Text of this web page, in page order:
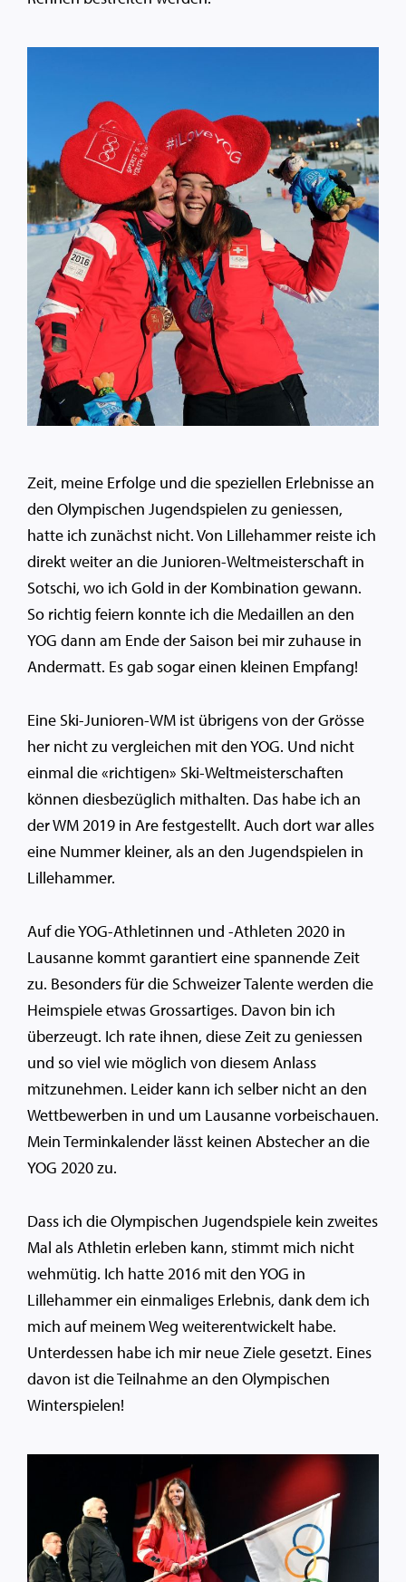
Zeit, meine Erfolge und die speziellen Erlebnisse an
den Olympischen Jugendspielen zu geniessen,
hatte ich zunächst nicht. Von Lillehammer reiste ich
direkt weiter an die Junioren-Weltmeisterschaft in
Sotschi, wo ich Gold in der Kombination gewann.
So richtig feiern konnte ich die Medaillen an den
YOG dann am Ende der Saison bei mir zuhause in
Andermatt. Es gab sogar einen kleinen Empfang!
Eine Ski-Junioren-WM ist übrigens von der Grösse
her nicht zu vergleichen mit den YOG. Und nicht
einmal die «richtigen» Ski-Weltmeisterschaften
können diesbezüglich mithalten. Das habe ich an
der WM 2019 in Are festgestellt. Auch dort war alles
eine Nummer kleiner, als an den Jugendspielen in
Lillehammer.
Auf die YOG-Athletinnen und -Athleten 2020 in
Lausanne kommt garantiert eine spannende Zeit
zu. Besonders für die Schweizer Talente werden die
Heimspiele etwas Grossartiges. Davon bin ich
überzeugt. Ich rate ihnen, diese Zeit zu geniessen
und so viel wie möglich von diesem Anlass
mitzunehmen. Leider kann ich selber nicht an den
Wettbewerben in und um Lausanne vorbeischauen.
Mein Terminkalender lässt keinen Abstecher an die
YOG 2020 zu.
Dass ich die Olympischen Jugendspiele kein zweites
Mal als Athletin erleben kann, stimmt mich nicht
wehmütig. Ich hatte 2016 mit den YOG in
Lillehammer ein einmaliges Erlebnis, dank dem ich
mich auf meinem Weg weiterentwickelt habe.
Unterdessen habe ich mir neue Ziele gesetzt. Eines
davon ist die Teilnahme an den Olympischen
Winterspielen!